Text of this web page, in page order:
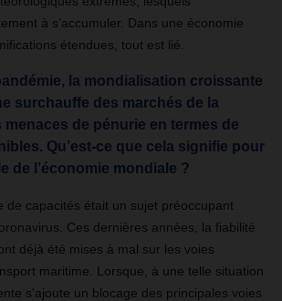
à s’accumuler. Dans une économie
étendues, tout est lié.
la mondialisation croissante
surchauffe des marchés de la
menaces de pénurie en termes de
Qu’est-ce que cela signifie pour
de l’économie mondiale ?
de capacités était un sujet préoccupant
Ces dernières années, la fiabilité
déjà été mises à mal sur les voies
maritime. Lorsque, à une telle situation
s'ajoute un blocage des principales voies